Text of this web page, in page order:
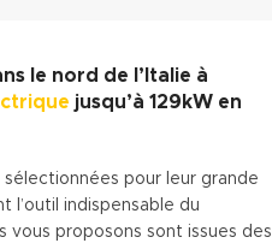
le nord de l’Italie à
jusqu’à 129kW en
pour leur grande
l’outil indispensable du
vous proposons sont issues des